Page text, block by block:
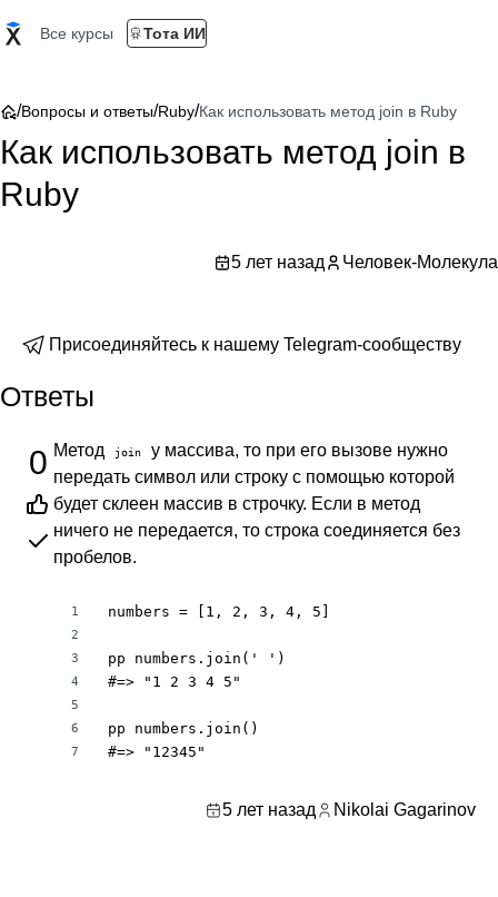
Все курсы Тота ИИ
/Вопросы и ответы/Ruby/Как использовать метод join в Ruby
Как использовать метод join в
Ruby
5 лет назад Человек-Молекула
Присоединяйтесь к нашему Telegram-сообществу
Ответы
0 Метод join
у массива, то при его вызове нужно
передать символ или строку с помощью которой
будет склеен массив в строчку. Если в метод
ничего не передается, то строка соединяется без
пробелов.
1
2
3
4
5
6
7
numbers = [1, 2, 3, 4, 5]
pp numbers.join(' ')
#=> "1 2 3 4 5"
pp numbers.join()
#=> "12345"
5 лет назад Nikolai Gagarinov